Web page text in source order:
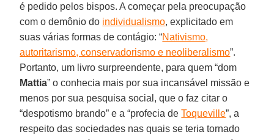
é pedido pelos bispos. A começar pela preocupação
com o demônio do individualismo, explicitado em
suas várias formas de contágio: “Nativismo,
autoritarismo, conservadorismo e neoliberalismo”.
Portanto, um livro surpreendente, para quem “dom
Mattia” o conhecia mais por sua incansável missão e
menos por sua pesquisa social, que o faz citar o
“despotismo brando” e a “profecia deToqueville”, a
respeito das sociedades nas quais se teria tornado